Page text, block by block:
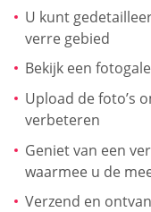
U kunt
verre gebied
Bekijk een
Upload de foto’s
verbeteren
Geniet van een
waarmee u de
Verzend en